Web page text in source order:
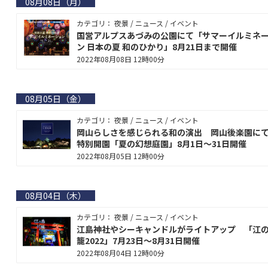
カテゴリ： 夜景 / ニュース / イベント
国営アルプスあづみの公園にて「サマーイルミネ
ン 日本の夏 和のひかり」8月21日まで開催
2022年08月08日 12時00分
08月05日（金）
カテゴリ： 夜景 / ニュース / イベント
岡山らしさを感じられる和の演出 岡山後楽園に
特別開園「夏の幻想庭園」8月1日～31日開催
2022年08月05日 12時00分
08月04日（木）
カテゴリ： 夜景 / ニュース / イベント
江島神社やシーキャンドルがライトアップ 「江
籠2022」7月23日～8月31日開催
2022年08月04日 12時00分